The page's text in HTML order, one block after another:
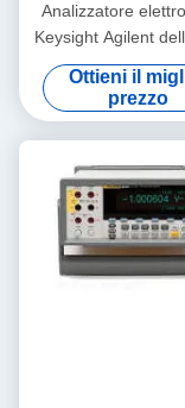
Analizzatore
Keysight Agilent
e delle
misurazione di
audio
Ottieni il
prezzo